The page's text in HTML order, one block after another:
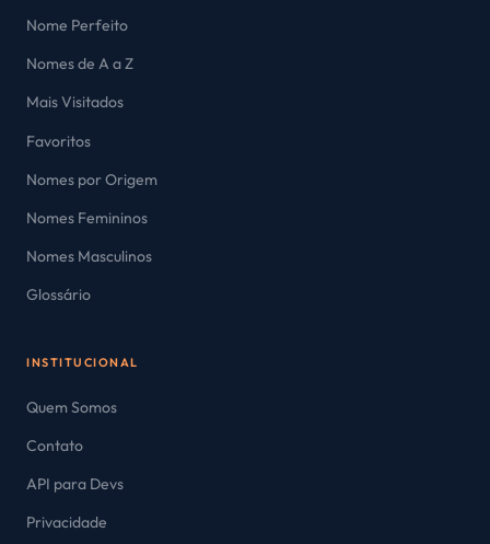
Nome Perfeito
Nomes de A a Z
Mais Visitados
Favoritos
Nomes por Origem
Nomes Femininos
Nomes Masculinos
Glossário
INSTITUCIONAL
Quem Somos
Contato
API para Devs
Privacidade